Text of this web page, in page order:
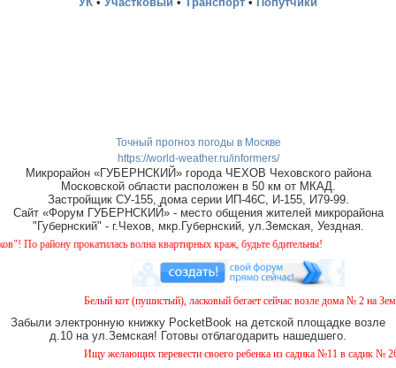
Точный прогноз погоды в Москве
https://world-weather.ru/informers/
Микрорайон «ГУБЕРНСКИЙ» города ЧЕХОВ Чеховского района
Московской области расположен в 50 км от МКАД.
Застройщик СУ-155, дома серии ИП-46С, И-155, И79-99.
Сайт «Форум ГУБЕРНСКИЙ» - место общения жителей микрорайона
"Губернский" - г.Чехов, мкр.Губернский, ул.Земская, Уездная.
волна квартирных краж, будьте бдительны!
Белый кот (пушистый), ласковый бегает сейчас возле дома № 2 на Земской.
Забыли электронную книжку PocketBook на детской площадке возле
д.10 на ул.Земская! Готовы отблагодарить нашедшего.
Ищу желающих перевести своего ребенка из садика №11 в садик № 26.